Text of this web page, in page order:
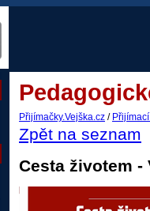
Přijímačky.Vejška.cz /
Zpět na seznam
Cesta životem